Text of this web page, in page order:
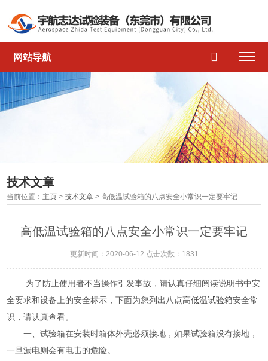
网站导航 
技术文章
当前位置： 主页 >技术文章 > 高低温试验箱的八点安全小常识一定要牢记
高低温试验箱的八点安全小常识一定要牢记
更新时间：2020-06-12 点击次数：1831
为了防止使用者不当操作引发事故，请认真仔细阅读说明书中安
全要求和设备上的安全标示，下面为您列出八点高低温试验箱安全常
识，请认真查看。
一、试验箱在安装时箱体外壳必须接地，如果试验箱没有接地，
一旦漏电则会有电击的危险。